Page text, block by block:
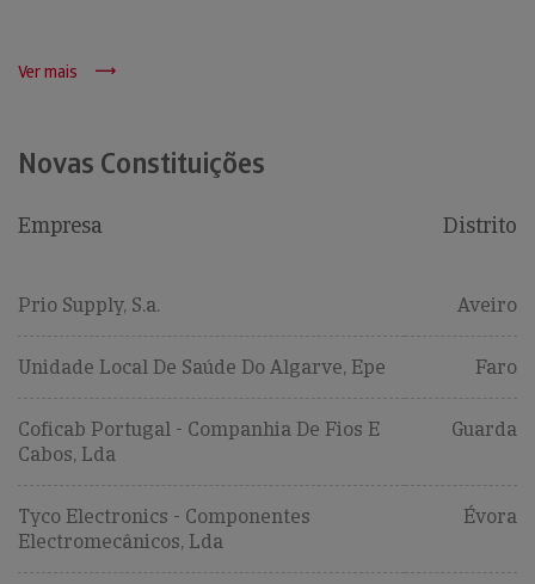
Ver mais
Novas Constituições
Empresa Distrito
Prio Supply, S.a. Aveiro
Unidade Local De Saúde Do Algarve, Epe Faro
Coficab Portugal - Companhia De Fios E
Cabos, Lda
Guarda
Tyco Electronics - Componentes
Electromecânicos, Lda
Évora